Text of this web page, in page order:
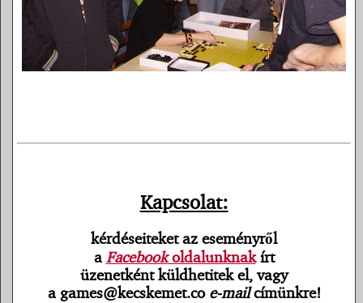
Kapcsolat:
kérdéseiteket az eseményről
a Facebookoldalunknakírt
üzenetként küldhetitek el, vagy
a games@kecskemet.co e-mailcímünkre!